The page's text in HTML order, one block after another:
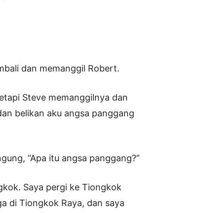
dan memanggil Robert.
Steve memanggilnya dan
belikan aku angsa panggang
“Apa itu angsa panggang?”
Saya pergi ke Tiongkok
di Tiongkok Raya, dan saya